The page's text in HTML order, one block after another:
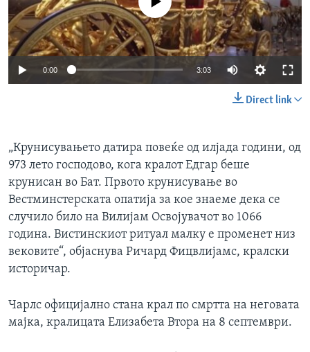
0:00 3:03
Direct link
„Крунисувањето датира повеќе од илјада години, од
973 лето господово, кога кралот Едгар беше
крунисан во Бат. Првото крунисување во
Вестминстерската опатија за кое знаеме дека се
случило било на Вилијам Освојувачот во 1066
година. Вистинскиот ритуал малку е променет низ
вековите“, објаснува Ричард Фицвлијамс, кралски
историчар.
Чарлс официјално стана крал по смртта на неговата
мајка, кралицата Елизабета Втора на 8 септември.